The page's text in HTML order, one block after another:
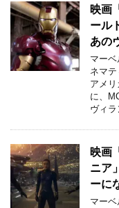
映画
ール
あの
マー
ネマテ
アメ
に、
ヴィラ
映画
ニア
ーに
マー